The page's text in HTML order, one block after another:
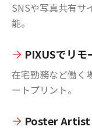
SNSや写真共有サ
能。
PIXUSでリモ
在宅勤務など働く
ートプリント。
Poster Artist